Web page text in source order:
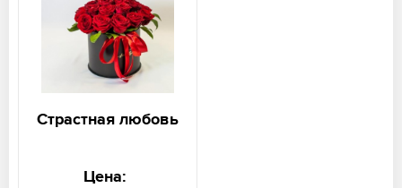
Страстная любовь
Цена: